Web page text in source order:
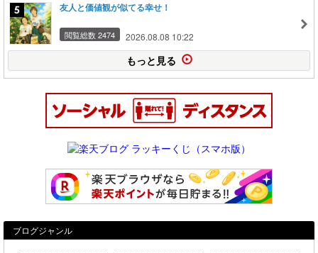
友人と価値観が似てる幸せ！
閲覧総数 2474 2026.08.08 10:22
もっと見る
ブログジャンル